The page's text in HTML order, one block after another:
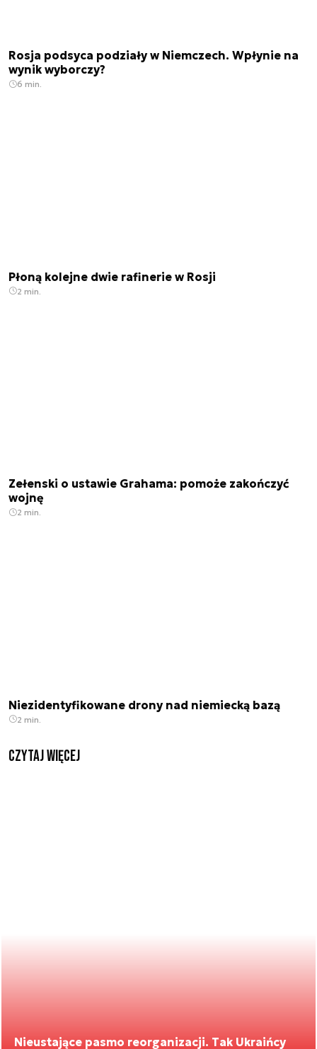
Rosja podsyca podziały w Niemczech. Wpłynie na
wynik wyborczy?
6 min.
Płoną kolejne dwie rafinerie w Rosji
2 min.
Zełenski o ustawie Grahama: pomoże zakończyć
wojnę
2 min.
Niezidentyfikowane drony nad niemiecką bazą
2 min.
czytaj więcej
Nieustające pasmo reorganizacji. Tak Ukraińcy